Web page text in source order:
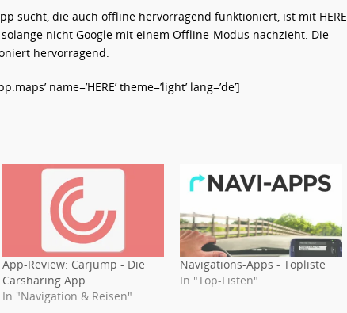
sucht, die auch offline hervorragend funktioniert, ist mit HERE
nicht Google mit einem Offline-Modus nachzieht. Die
hervorragend.
name=’HERE’ theme=’light’ lang=’de’]
App-Review: Carjump - Die
Carsharing App
In "Navigation & Reisen"
Navigations-Apps - Topliste
In "Top-Listen"